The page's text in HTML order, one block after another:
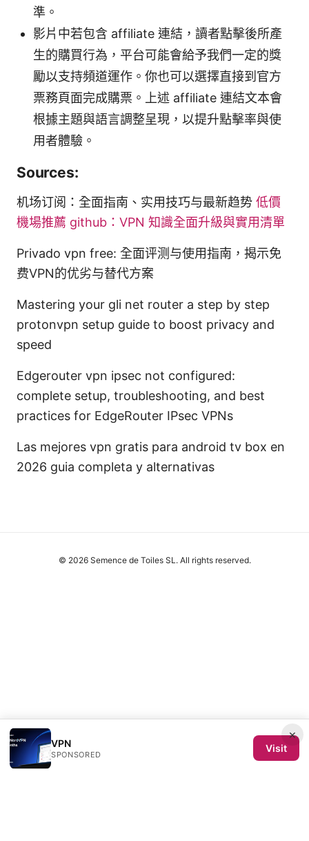
準。
影片中若包含 affiliate 連結，讀者點擊後所產
生的購買行為，平台可能會給予我們一定的獎
勵以支持頻道運作。你也可以選擇直接到官方
票務頁面完成購票。上述 affiliate 連結文本會
根據主題與語言調整呈現，以提升點擊率與使
用者體驗。
Sources:
机场订阅：全面指南、实用技巧与最新趋势 低價
機場推薦 github：VPN 知識全面升級與實用清單
Privado vpn free: 全面评测与使用指南，揭示免
费VPN的优劣与替代方案
Mastering your gli net router a step by step
protonvpn setup guide to boost privacy and
speed
Edgerouter vpn ipsec not configured:
complete setup, troubleshooting, and best
practices for EdgeRouter IPsec VPNs
Las mejores vpn gratis para android tv box en
2026 guia completa y alternativas
×
VPN
SPONSORED
Visit
© 2026 Semence de Toiles SL. All rights reserved.